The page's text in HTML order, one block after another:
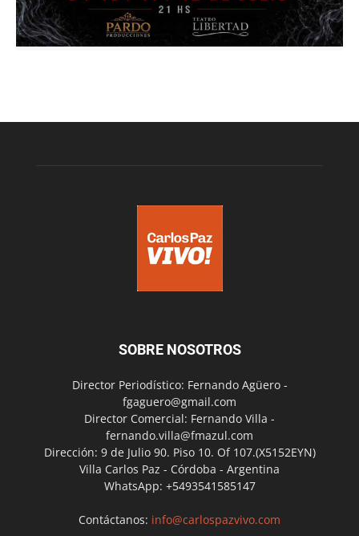
SOBRE NOSOTROS
Director Periodístico: Fernando Agüero -
fgaguero@gmail.com
Director Comercial: Fernando Villa -
fernando.villa@fmazul.com
Dirección: 9 de Julio 90. Piso 10. Of 107.(X5152EYN)
Villa Carlos Paz - Córdoba - Argentina
WhatsApp: +5493541585147
Contáctanos: info@carlospazvivo.com